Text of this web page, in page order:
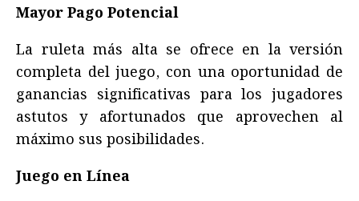
Mayor Pago Potencial
La ruleta más alta se ofrece en la versión
completa del juego, con una oportunidad de
ganancias significativas para los jugadores
astutos y afortunados que aprovechen al
máximo sus posibilidades.
Juego en Línea